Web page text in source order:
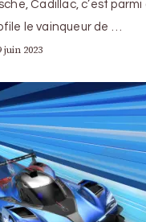
Cadillac, c’est
le vainqueur de …
juin 2023